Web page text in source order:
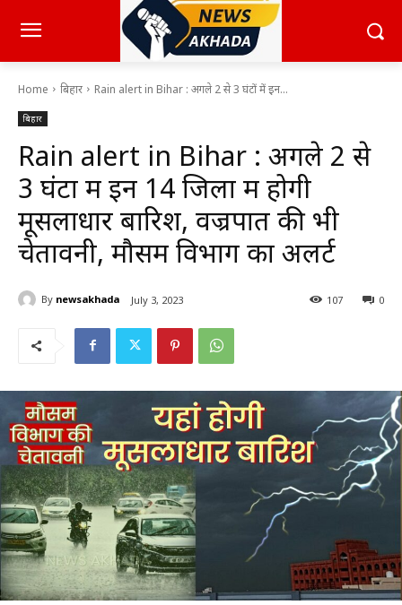
Home बिहार Rain alert in Bihar : अगले 2 से 3 घंटों में इन...
बिहार
Rain alert in Bihar : अगले 2 से
3 घंटों में इन 14 जिलों में होगी
मूसलाधार बारिश, वज्रपात की भी
चेतावनी, मौसम विभाग का अलर्ट
By newsakhada July 3, 2023 0
107